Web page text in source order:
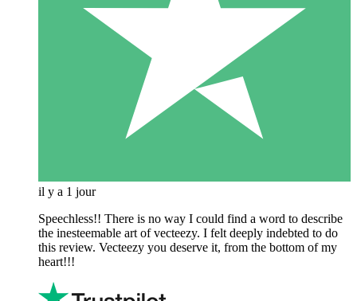
il y a 1 jour
Speechless!! There is no way I could find a word to describe
the inesteemable art of vecteezy. I felt deeply indebted to do
this review. Vecteezy you deserve it, from the bottom of my
heart!!!